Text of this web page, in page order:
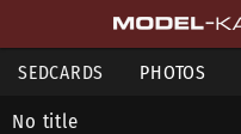
SEDCARDS PHOTOS
No title